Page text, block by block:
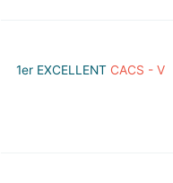
1er EXCELLENT CACS - V